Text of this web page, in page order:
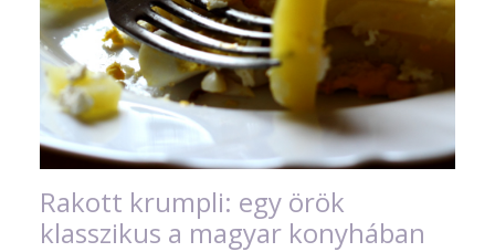
Rakott krumpli: egy örök
klasszikus a magyar konyhában